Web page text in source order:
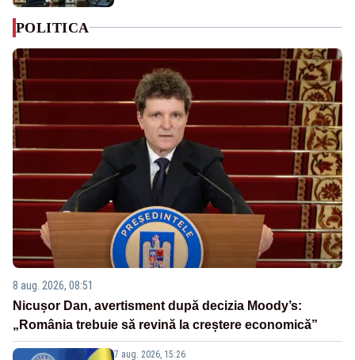
POLITICA
8 aug. 2026, 08:51
Nicușor Dan, avertisment după decizia Moody’s:
„România trebuie să revină la creștere economică”
7 aug. 2026, 15:26